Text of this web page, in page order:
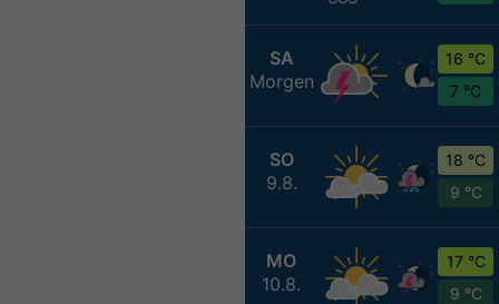
SA
Morgen
16 °C
7 °C
SO
9.8.
18 °C
9 °C
MO
10.8.
17 °C
9 °C